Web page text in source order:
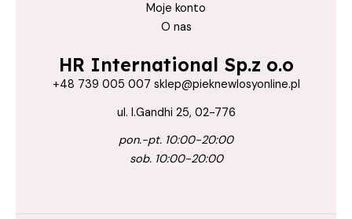
Moje konto
O nas
HR International Sp.z o.o
+48 739 005 007 sklep@pieknewlosyonline.pl
ul. I.Gandhi 25, 02-776
pon.-pt. 10:00-20:00
sob. 10:00-20:00